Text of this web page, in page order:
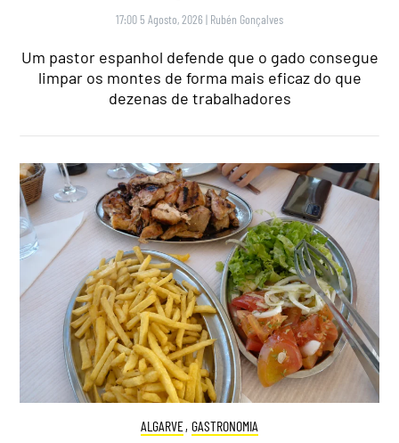
17:00 5 Agosto, 2026 | Rubén Gonçalves
Um pastor espanhol defende que o gado consegue
limpar os montes de forma mais eficaz do que
dezenas de trabalhadores
ALGARVE, GASTRONOMIA